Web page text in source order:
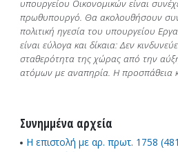
υπουργείου Οικονομικών είναι
πρωθυπουργό. Θα ακολουθήσουν
πολιτική ηγεσία του υπουργείου
είναι εύλογα και δίκαια: Δεν
σταθερότητα της χώρας από την
ατόμων με αναπηρία. Η προσπάθεια
Συνημμένα αρχεία
Η επιστολή με αρ. πρωτ. 1758